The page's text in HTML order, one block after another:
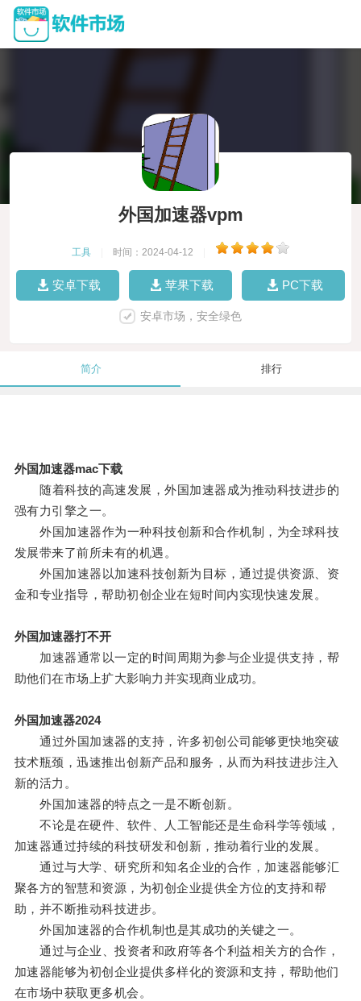
外国加速器vpm
工具 时间：2024-04-12
安卓下载 苹果下载 PC下载
安卓市场，安全绿色
简介 排行
外国加速器mac下载
随着科技的高速发展，外国加速器成为推动科技进步的
强有力引擎之一。
外国加速器作为一种科技创新和合作机制，为全球科技
发展带来了前所未有的机遇。
外国加速器以加速科技创新为目标，通过提供资源、资
金和专业指导，帮助初创企业在短时间内实现快速发展。
外国加速器打不开
加速器通常以一定的时间周期为参与企业提供支持，帮
助他们在市场上扩大影响力并实现商业成功。
外国加速器2024
通过外国加速器的支持，许多初创公司能够更快地突破
技术瓶颈，迅速推出创新产品和服务，从而为科技进步注入
新的活力。
外国加速器的特点之一是不断创新。
不论是在硬件、软件、人工智能还是生命科学等领域，
加速器通过持续的科技研发和创新，推动着行业的发展。
通过与大学、研究所和知名企业的合作，加速器能够汇
聚各方的智慧和资源，为初创企业提供全方位的支持和帮
助，并不断推动科技进步。
外国加速器的合作机制也是其成功的关键之一。
通过与企业、投资者和政府等各个利益相关方的合作，
加速器能够为初创企业提供多样化的资源和支持，帮助他们
在市场中获取更多机会。